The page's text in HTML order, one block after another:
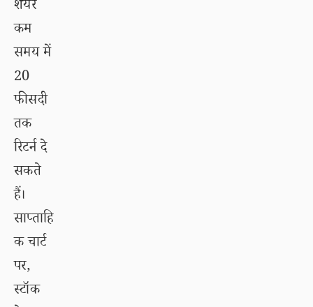
शेयर
कम
समय में
20
फीसदी
तक
रिटर्न दे
सकते
हैं।
साप्ताहि
क चार्ट
पर,
स्टॉक